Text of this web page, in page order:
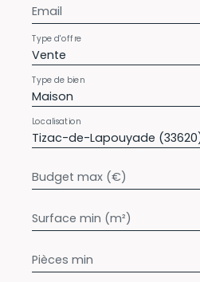
Email
Vente
Type d'offre
Maison
Type de bien
Tizac-de-Lapouyade
Localisation
Budget max (€)
Surface min (m²)
Pièces min